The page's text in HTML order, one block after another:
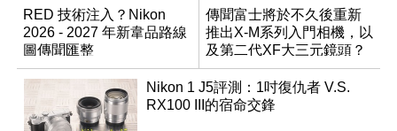
RED 技術注入？Nikon
2026 - 2027 年新韋品路線
圖傳聞匯整
傳聞富士將於不久後重新
推出X-M系列入門相機，以
及第二代XF大三元鏡頭？
Nikon 1 J5評測：1吋復仇者 V.S.
RX100 III的宿命交鋒